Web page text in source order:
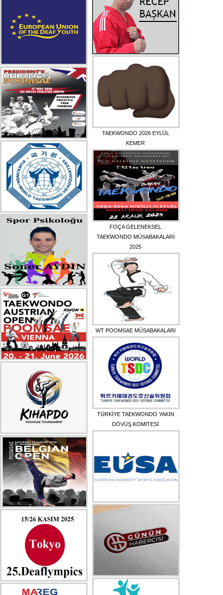
TAEKWONDO 2026 EYLÜL
KEMER
FOÇA GELENEKSEL
TAEKWONDO MÜSABAKALARI
2025
WT POOMSAE MÜSABAKALARI
TÜRKİYE TAEKWONDO YAKIN
DÖVÜŞ KOMİTESİ